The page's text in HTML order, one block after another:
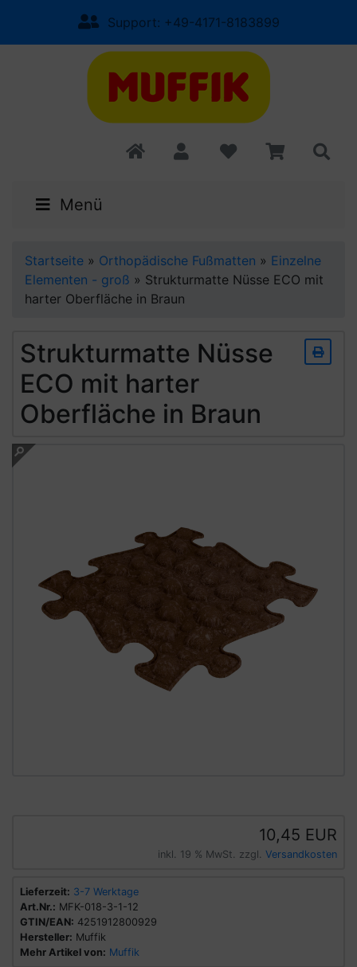
Support: +49-4171-8183899
Menü
Startseite » Orthopädische Fußmatten » Einzelne
Elementen - groß » Strukturmatte Nüsse ECO mit
harter Oberfläche in Braun
Strukturmatte Nüsse
ECO mit harter
Oberfläche in Braun
10,45 EUR
inkl. 19 % MwSt. zzgl. Versandkosten
Lieferzeit: 3-7 Werktage
Art.Nr.: MFK-018-3-1-12
GTIN/EAN: 4251912800929
Hersteller: Muffik
Mehr Artikel von: Muffik